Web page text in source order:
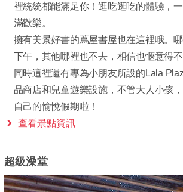
裡統統都能滿足你！逛吃逛吃的體驗，
滿歡樂。
擁有美景好書的蔦屋書屋也在這裡哦。
下午，其他哪裡也不去，相信也愜意得不
同時這裡還有專為小朋友所設的Lala
品商店和兒童遊樂設施，不管大人小孩
自己的愉悅假期啦！
查看景點資訊
超級澡堂